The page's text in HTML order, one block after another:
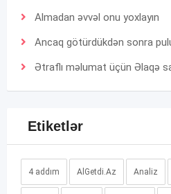
Almadan əvvəl onu yoxlayın
Ancaq götürdükdən sonra
Ətraflı məlumat üçün Əlaqə
Etiketlər
4 addım AlGetdi.Az Analiz